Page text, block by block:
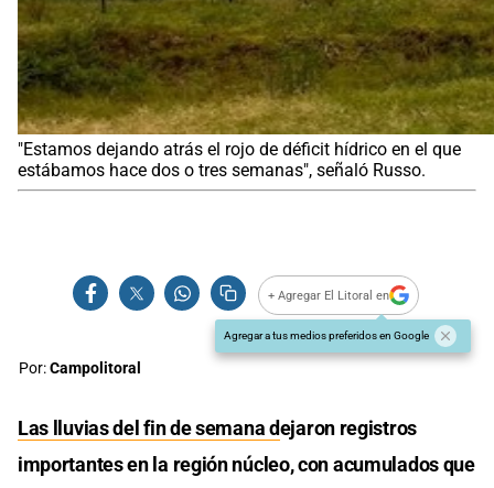
"Estamos dejando atrás el rojo de déficit hídrico en el que
estábamos hace dos o tres semanas", señaló Russo.
+ Agregar El Litoral en
Agregar a tus medios preferidos en Google
Por:Campolitoral
Las lluvias del fin de semana dejaron registros
importantes en la región núcleo, con acumulados que